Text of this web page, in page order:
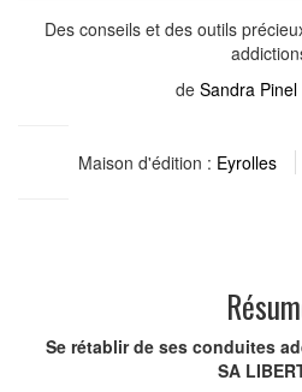
Des conseils et des outils
de Sandra Pinel
Maison d'édition : Eyrolles
Se rétablir de ses conduites
SA